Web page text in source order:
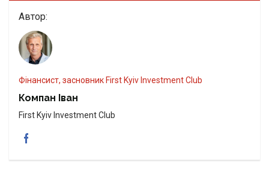
Автор:
Фінансист, засновник First Kyiv Investment Club
Компан Іван
First Kyiv Investment Club